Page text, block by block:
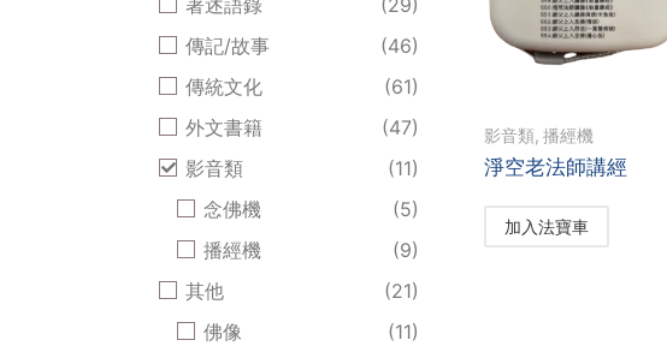
傳記/故事
(46)
傳統文化
(61)
外文書籍
(47)
影音類
(11)
念佛機
(5)
播經機
(9)
其他
(21)
佛像
(11)
影音類, 播經機
淨空老法師講經
加入法寶車